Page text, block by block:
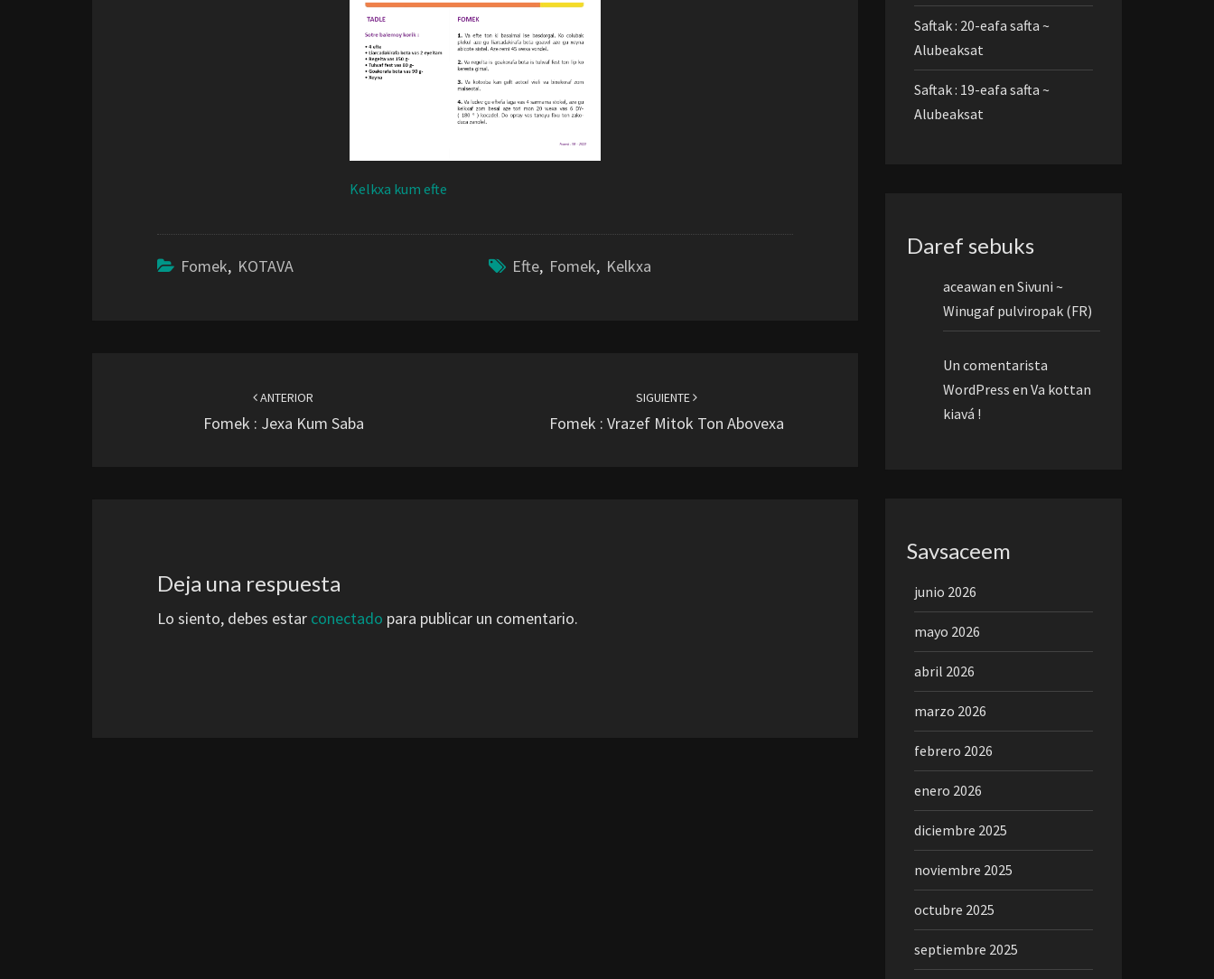
Kelkxa kum efte
Fomek, KOTAVA Efte, Fomek, Kelkxa
ANTERIOR
Fomek : Jexa Kum Saba
SIGUIENTE
Fomek : Vrazef Mitok Ton Abovexa
Deja una respuesta
Lo siento, debes estar conectado para publicar un comentario.
Saftak : 20-eafa safta ~
Alubeaksat
Saftak : 19-eafa safta ~
Alubeaksat
Daref sebuks
aceawan en Sivuni ~
Winugaf pulviropak (FR)
Un comentarista
WordPress en Va kottan
kiavá !
Savsaceem
junio 2026
mayo 2026
abril 2026
marzo 2026
febrero 2026
enero 2026
diciembre 2025
noviembre 2025
octubre 2025
septiembre 2025